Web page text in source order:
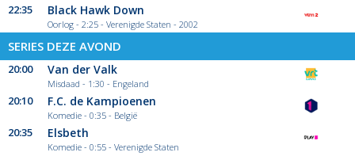
22:35 Black Hawk Down
Oorlog - 2:25 - Verenigde Staten - 2002
SERIES DEZE AVOND
20:00 Van der Valk
Misdaad - 1:30 - Engeland
20:10 F.C. de Kampioenen
Komedie - 0:35 - België
20:35 Elsbeth
Komedie - 0:55 - Verenigde Staten